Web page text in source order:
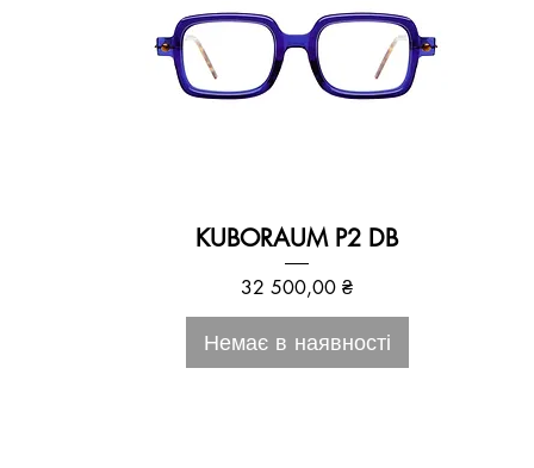
KUBORAUM P2 DB
Ціна
32 500,00 ₴
Немає в наявності